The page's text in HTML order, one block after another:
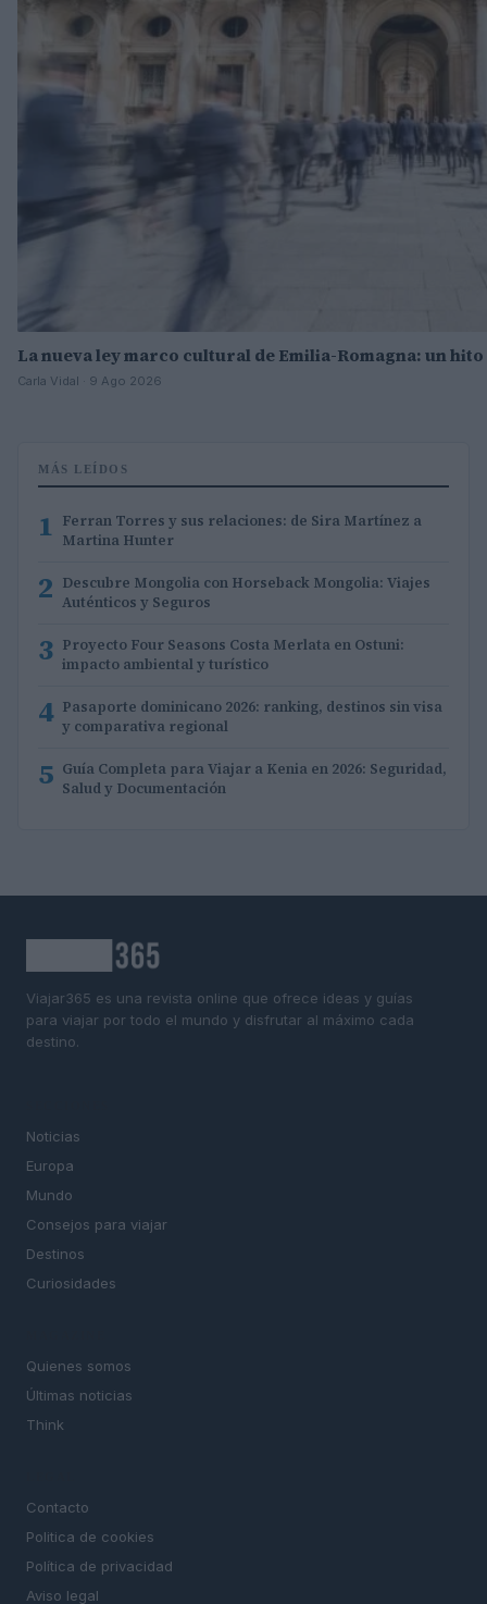
La nueva ley marco cultural de Emilia-Romagna: un
Carla Vidal · 9 Ago 2026
MÁS LEÍDOS
1 Ferran Torres y sus relaciones: de Sira Martínez a
Martina Hunter
2 Descubre Mongolia con Horseback Mongolia: Viajes
Auténticos y Seguros
3 Proyecto Four Seasons Costa Merlata en Ostuni:
impacto ambiental y turístico
4 Pasaporte dominicano 2026: ranking, destinos sin visa
y comparativa regional
5 Guía Completa para Viajar a Kenia en 2026: Seguridad,
Salud y Documentación
Viajar365 es una revista online que ofrece ideas y guías
para viajar por todo el mundo y disfrutar al máximo cada
destino.
Noticias
Europa
Mundo
Consejos para viajar
Destinos
Curiosidades
Quienes somos
Últimas noticias
Think
Contacto
Politica de cookies
Política de privacidad
Aviso legal